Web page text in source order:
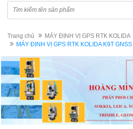
Trang chủ
MÁY ĐỊNH VỊ GPS RTK KOLIDA
MÁY ĐỊNH VỊ GPS RTK KOLIDA K9T GNSS